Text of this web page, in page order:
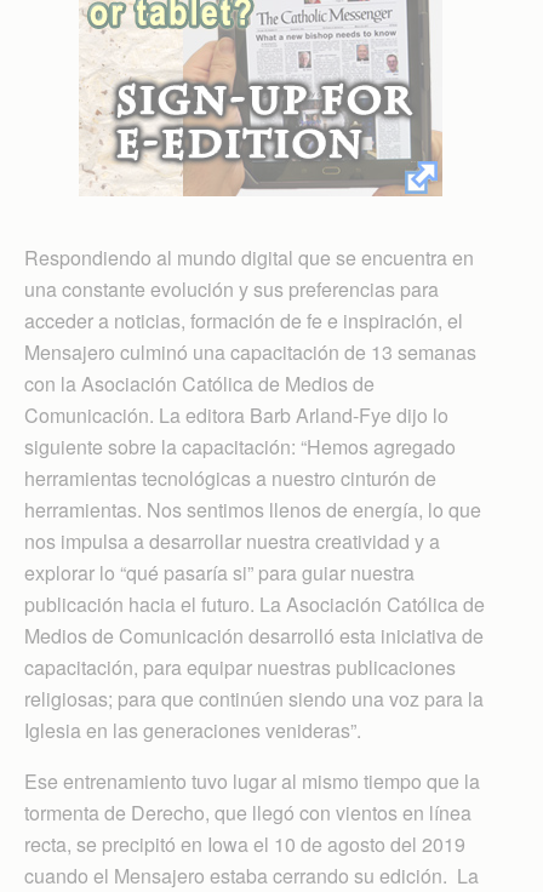
Respondiendo al mundo digital que se encuentra en
una constante evolución y sus preferencias para
acceder a noticias, formación de fe e inspiración, el
Mensajero culminó una capacitación de 13 semanas
con la Asociación Católica de Medios de
Comunicación. La editora Barb Arland-Fye dijo lo
siguiente sobre la capacitación: “Hemos agregado
herramientas tecnológicas a nuestro cinturón de
herramientas. Nos sentimos llenos de energía, lo que
nos impulsa a desarrollar nuestra creatividad y a
explorar lo “qué pasaría si” para guiar nuestra
publicación hacia el futuro. La Asociación Católica de
Medios de Comunicación desarrolló esta iniciativa de
capacitación, para equipar nuestras publicaciones
religiosas; para que continúen siendo una voz para la
Iglesia en las generaciones venideras”.
Ese entrenamiento tuvo lugar al mismo tiempo que la
tormenta de Derecho, que llegó con vientos en línea
recta, se precipitó en Iowa el 10 de agosto del 2019
cuando el Mensajero estaba cerrando su edición. La